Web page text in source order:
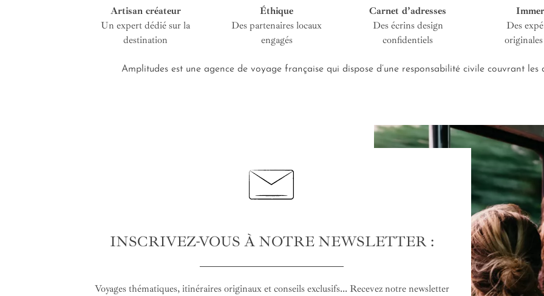
Artisan créateur
Un expert dédié sur la
destination
Éthique
Des partenaires locaux
engagés
Carnet d’adresses
Des écrins design
confidentiels
Des
Amplitudes est une agence de voyage française qui dispose d’une responsabilité civile couvrant les
INSCRIVEZ-VOUS À NOTRE NEWSLETTER :
Voyages thématiques, itinéraires originaux et conseils exclusifs... Recevez notre newsletter